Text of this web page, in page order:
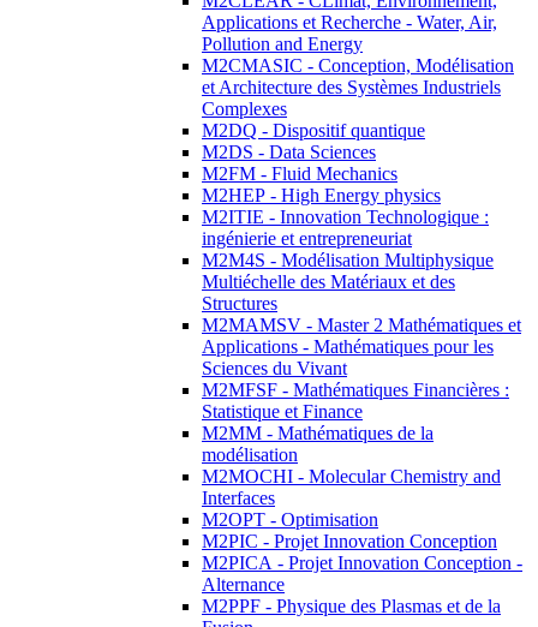
Applications et Recherche - Water, Air,
Pollution and Energy
M2CMASIC - Conception, Modélisation
et Architecture des Systèmes Industriels
Complexes
M2DQ - Dispositif quantique
M2DS - Data Sciences
M2FM - Fluid Mechanics
M2HEP - High Energy physics
M2ITIE - Innovation Technologique :
ingénierie et entrepreneuriat
M2M4S - Modélisation Multiphysique
Multiéchelle des Matériaux et des
Structures
M2MAMSV - Master 2 Mathématiques et
Applications - Mathématiques pour les
Sciences du Vivant
M2MFSF - Mathématiques Financières :
Statistique et Finance
M2MM - Mathématiques de la
modélisation
M2MOCHI - Molecular Chemistry and
Interfaces
M2OPT - Optimisation
M2PIC - Projet Innovation Conception
M2PICA - Projet Innovation Conception -
Alternance
M2PPF - Physique des Plasmas et de la